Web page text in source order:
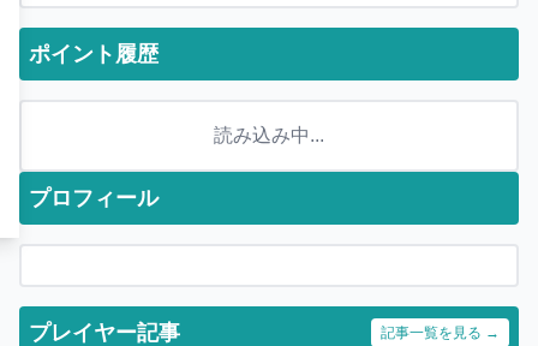
ポイント履歴
読み込み中...
プロフィール
プレイヤー記事 記事一覧を見る →